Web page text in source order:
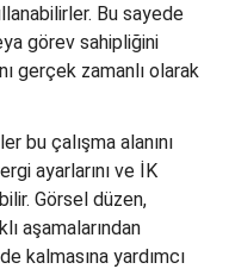
Bu sayede
görev sahipliğini
gerçek zamanlı olarak
bu çalışma alanını
ayarlarını ve İK
Görsel düzen,
aşamalarından
kalmasına yardımcı